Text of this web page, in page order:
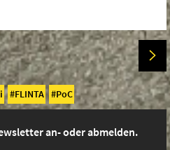
FLINTA PoC
an- oder abmelden.